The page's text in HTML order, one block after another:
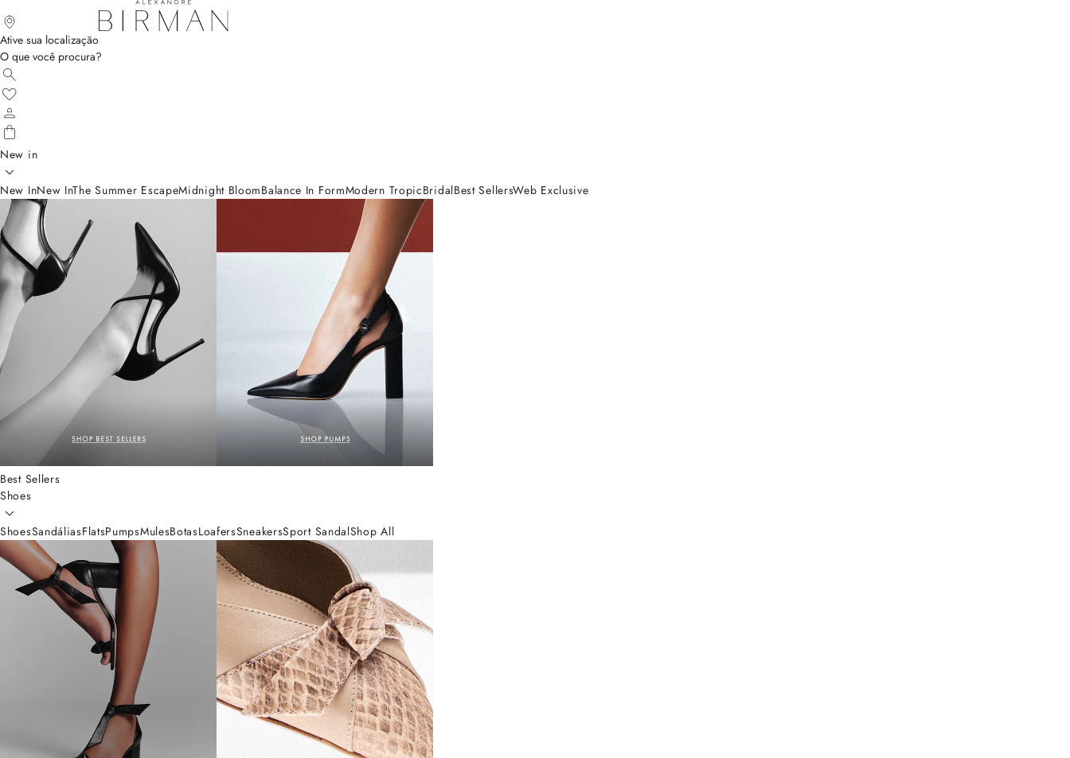
Ative sua localização
O que você procura?
New in
New InNew InThe Summer EscapeMidnight BloomBalance In FormModern TropicBridalBest SellersWeb Exclusive
Best Sellers
Shoes
ShoesSandáliasFlatsPumpsMulesBotasLoafersSneakersSport SandalShop All